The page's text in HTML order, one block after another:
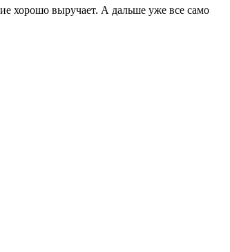
хорошо выручает. А дальше уже все само